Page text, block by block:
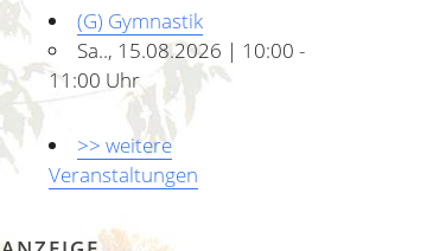
(G) Gymnastik
Sa.., 15.08.2026 | 10:00 -
11:00 Uhr
>> weitere
Veranstaltungen